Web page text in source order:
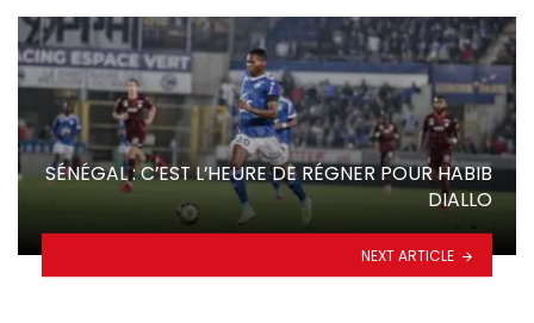
SÉNÉGAL : C’EST L’HEURE DE RÉGNER POUR HABIB
DIALLO
NEXT ARTICLE